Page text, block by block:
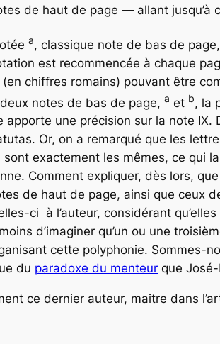
de haut de page — allant jusqu’à
a, classique note de bas de
est recommencée à chaque
chiffres romains) pouvant être
notes de bas de page, a et b, la
une précision sur la note IX.
Or, on a remarqué que les
sont exactement les mêmes, ce qui
Comment expliquer, dès lors,
de haut de page, ainsi que ceux
ci à l’auteur, considérant
d’imaginer qu’un ou une
cette polyphonie. Sommes-
du paradoxe du menteur que
ce dernier auteur, maitre dans